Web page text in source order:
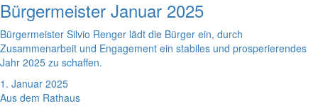
Bürgermeister Januar 2025
Bürgermeister Silvio Renger lädt die Bürger ein, durch
Zusammenarbeit und Engagement ein stabiles und prosperierendes
Jahr 2025 zu schaffen.
1. Januar 2025
Aus dem Rathaus